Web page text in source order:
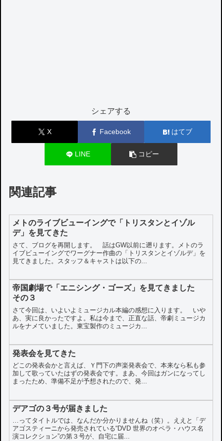
シェアする
X Facebook はてブ
LINE コピー
関連記事
メトのライブビューイングで「トリスタンとイゾル
デ」を見てきた
さて、ブログを再開します。 話はGW以前に遡ります。メトのラ
イブビューイングでワーグナー作曲の「トリスタンとイゾルデ」を
見てきました。スタッフ＆キャストは以下の...
帝国劇場で「エニシング・ゴーズ」を見てきました
その３
さて今回は、いよいよミュージカル本編の感想に入ります。 いや
あ、実に良かったですよ。私は今まで、正直な話、帝劇ミュージカ
ルをナメていました。東宝製作のミュージカ...
発表会を見てきた
どこの発表会かと言えば、Ｙ門下の声楽発表会で、本来なら私も参
加して歌っていたはずの発表会です。まあ、今回はガンになってし
まったため、準備不足が予想されたので、発...
デアゴの３号が届きました
…ってタイトルでは、なんだか分かりませんね（笑）。ええと「デ
アゴスティーニから発売されている“DVD 世界のオペラ・ハウス名
演コレクション”の第３号が、自宅に届...